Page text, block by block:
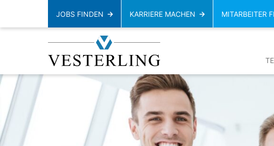
JOBS FINDEN KARRIERE MACHEN MITARBEITER